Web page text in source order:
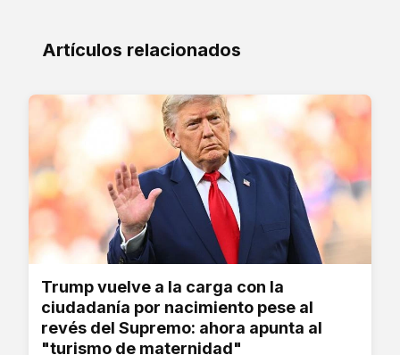
Artículos relacionados
Trump vuelve a la carga con la
ciudadanía por nacimiento pese al
revés del Supremo: ahora apunta al
"turismo de maternidad"